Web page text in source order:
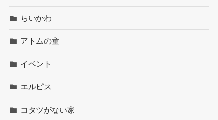
ちいかわ
アトムの童
イベント
エルピス
コタツがない家